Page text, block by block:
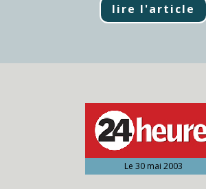
lire l'article
Le 30 mai 2003